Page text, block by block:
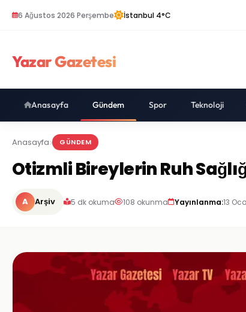
6 Ağustos 2026 Perşembe İstanbul 4°C
Yazar Gazetesi
Anasayfa Gündem Spor Teknoloji
Anasayfa GÜNDEM
Otizmli Bireylerin Ruh
A Arşiv 5 dk okuma 108 okunma Yayınlanma:13